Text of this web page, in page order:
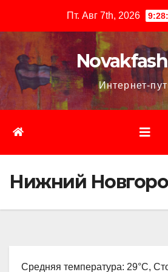
содержимому
Пт. Авг 7th, 2026
Интернет-
Нижний
Средняя температура: 29°C,